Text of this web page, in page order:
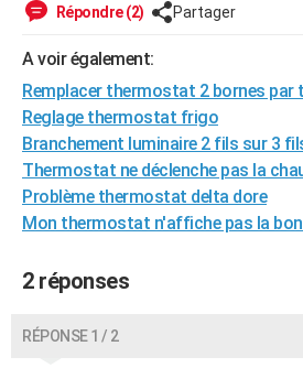
Art de vivre
Bien-être
Loisirs
Mode
Modes de vie
SANTE
Alimentation
Guide de la santé
Maladies
Médicaments
Sommeil
VOYAGE
Destinations
City break
Voyage nature
Voyage de noces
Forum
PHOTO
GUIDES D'ACHAT
BONS PLANS
Carte de Noël
Carte Bonne année
Carte Saint-Valentin
Carte Pâques
Carte d'anniversaire
DICTIONNAIRE
Dictionnaire
Biographies
Citations
Expressions
Proverbes
PROGRAMME TV
Répondre (2) Partager
A voir également:
Remplacer thermostat 2 bornes
Reglage thermostat frigo
Branchement luminaire 2 fils sur 3
Thermostat ne déclenche pas la
Problème thermostat delta dore
Mon thermostat n'affiche pas la
2 réponses
RÉPONSE 1 / 2